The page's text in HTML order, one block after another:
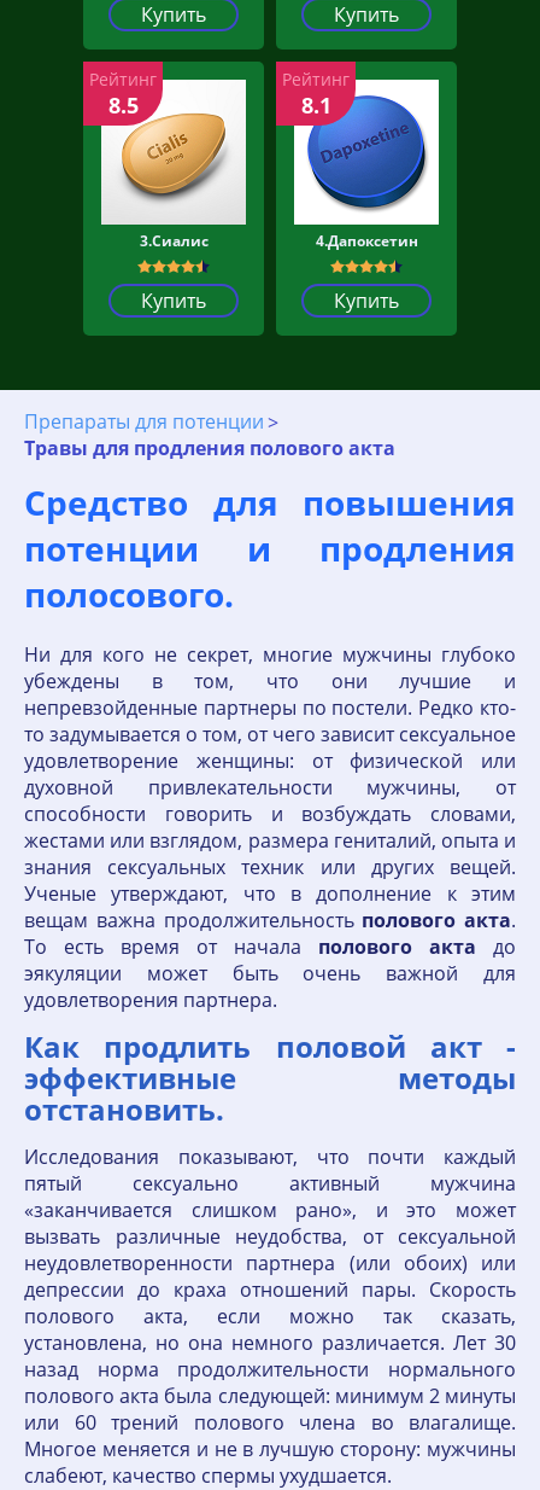
Купить Купить
3.Сиалис
Купить
Рейтинг
8.5
4.Дапоксетин
Купить
Рейтинг
8.1
Препараты для потенции
Травы для продления полового акта
Средство для повышения
потенции и продления
полосового.
Ни для кого не секрет, многие мужчины глубоко
убеждены в том, что они лучшие и
непревзойденные партнеры по постели. Редко кто-
то задумывается о том, от чего зависит сексуальное
удовлетворение женщины: от физической или
духовной привлекательности мужчины, от
способности говорить и возбуждать словами,
жестами или взглядом, размера гениталий, опыта и
знания сексуальных техник или других вещей.
Ученые утверждают, что в дополнение к этим
вещам важна продолжительность полового акта.
То есть время от начала полового акта до
эякуляции может быть очень важной для
удовлетворения партнера.
Как продлить половой акт -
эффективные методы
отстановить.
Исследования показывают, что почти каждый
пятый сексуально активный мужчина
«заканчивается слишком рано», и это может
вызвать различные неудобства, от сексуальной
неудовлетворенности партнера (или обоих) или
депрессии до краха отношений пары. Скорость
полового акта, если можно так сказать,
установлена, но она немного различается. Лет 30
назад норма продолжительности нормального
полового акта была следующей: минимум 2 минуты
или 60 трений полового члена во влагалище.
Многое меняется и не в лучшую сторону: мужчины
слабеют, качество спермы ухудшается.